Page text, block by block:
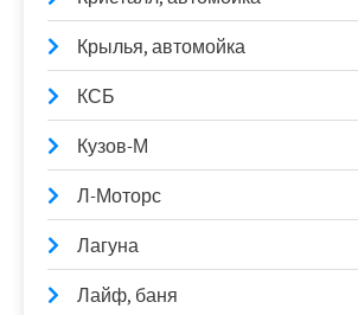
Крылья, автомойка
КСБ
Кузов-М
Л-Моторс
Лагуна
Лайф, баня